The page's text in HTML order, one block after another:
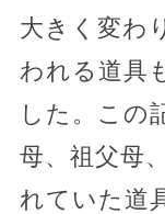
大きく変わ
われる道具
した。この
母、祖父母
れていた道